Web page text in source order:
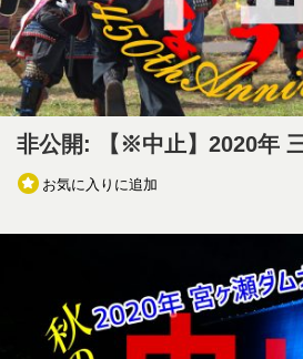
非公開: 【※中止】2020年
お気に入りに追加